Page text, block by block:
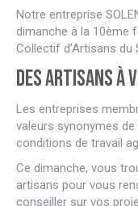
Notre entreprise
dimanche à la 10ème
Collectif d’Artisans du
Des artisans à
Les entreprises
valeurs synonymes
conditions de travail
Ce dimanche, vous
artisans pour vous
conseiller sur vos